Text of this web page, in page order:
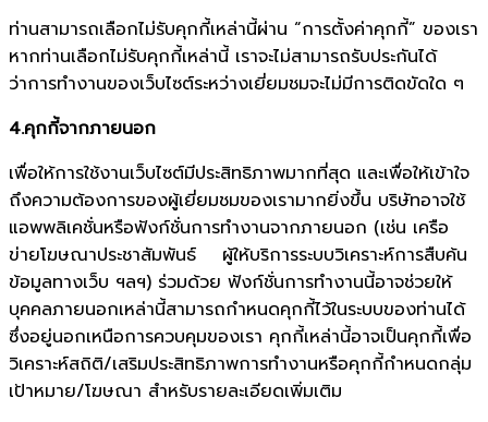
ท่านสามารถเลือกไม่รับคุกกี้เหล่านี้ผ่าน “การตั้งค่าคุกกี้” ของเรา
หากท่านเลือกไม่รับคุกกี้เหล่านี้ เราจะไม่สามารถรับประกันได้
ว่าการทำงานของเว็บไซต์ระหว่างเยี่ยมชมจะไม่มีการติดขัดใด ๆ
4.คุกกี้จากภายนอก
เพื่อให้การใช้งานเว็บไซต์มีประสิทธิภาพมากที่สุด และเพื่อให้เข้าใจ
ถึงความต้องการของผู้เยี่ยมชมของเรามากยิ่งขึ้น บริษัทอาจใช้
แอพพลิเคชั่นหรือฟังก์ชั่นการทำงานจากภายนอก (เช่น เครือ
ข่ายโฆษณาประชาสัมพันธ์ ผู้ให้บริการระบบวิเคราะห์การสืบค้น
ข้อมูลทางเว็บ ฯลฯ) ร่วมด้วย ฟังก์ชั่นการทำงานนี้อาจช่วยให้
บุคคลภายนอกเหล่านี้สามารถกำหนดคุกกี้ไว้ในระบบของท่านได้
ซึ่งอยู่นอกเหนือการควบคุมของเรา คุกกี้เหล่านี้อาจเป็นคุกกี้เพื่อ
วิเคราะห์สถิติ/เสริมประสิทธิภาพการทำงานหรือคุกกี้กำหนดกลุ่ม
เป้าหมาย/โฆษณา สำหรับรายละเอียดเพิ่มเติม